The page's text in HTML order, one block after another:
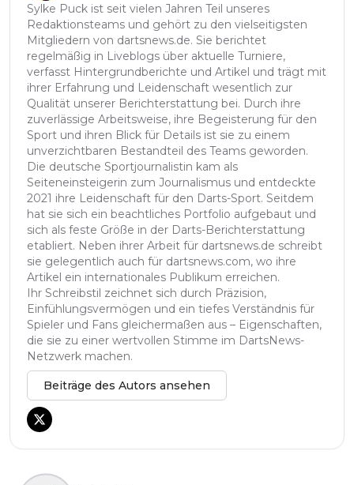
Sylke Puck ist seit vielen Jahren Teil unseres
Redaktionsteams und gehört zu den vielseitigsten
Mitgliedern von dartsnews.de. Sie berichtet
regelmäßig in Liveblogs über aktuelle Turniere,
verfasst Hintergrundberichte und Artikel und trägt mit
ihrer Erfahrung und Leidenschaft wesentlich zur
Qualität unserer Berichterstattung bei. Durch ihre
zuverlässige Arbeitsweise, ihre Begeisterung für den
Sport und ihren Blick für Details ist sie zu einem
unverzichtbaren Bestandteil des Teams geworden.
Die deutsche Sportjournalistin kam als
Seiteneinsteigerin zum Journalismus und entdeckte
2021 ihre Leidenschaft für den Darts-Sport. Seitdem
hat sie sich ein beachtliches Portfolio aufgebaut und
sich als feste Größe in der Darts-Berichterstattung
etabliert. Neben ihrer Arbeit für dartsnews.de schreibt
sie gelegentlich auch für dartsnews.com, wo ihre
Artikel ein internationales Publikum erreichen.
Ihr Schreibstil zeichnet sich durch Präzision,
Einfühlungsvermögen und ein tiefes Verständnis für
Spieler und Fans gleichermaßen aus – Eigenschaften,
die sie zu einer wertvollen Stimme im DartsNews-
Netzwerk machen.
Beiträge des Autors ansehen